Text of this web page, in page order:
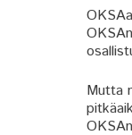
Mutta